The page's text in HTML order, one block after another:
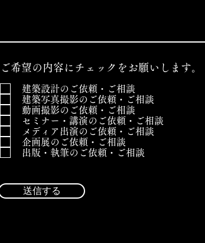
ご希望の内容にチェックをお願いします。
建築設計のご依頼・ご相談
建築写真撮影のご依頼・ご相談
動画撮影のご依頼・ご相談
セミナー・講演のご依頼・ご相談
メディア出演のご依頼・ご相談
企画展のご依頼・ご相談
出版・執筆のご依頼・ご相談
送信する